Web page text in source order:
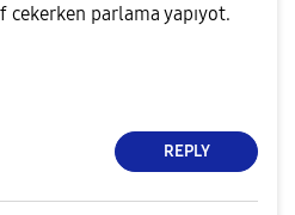
cekerken parlama yapıyot.
REPLY